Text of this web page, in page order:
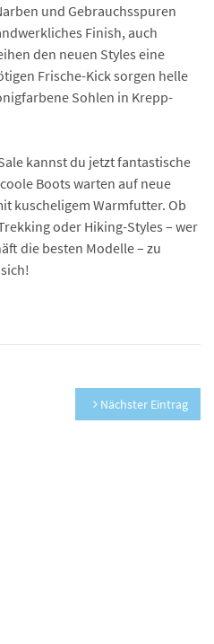
und Gebrauchsspuren
Finish, auch
den neuen Styles eine
Frische-Kick sorgen helle
Sohlen in Krepp-
kannst du jetzt fantastische
Boots warten auf neue
kuscheligem Warmfutter. Ob
oder Hiking-Styles – wer
die besten Modelle – zu
Nächster Eintrag